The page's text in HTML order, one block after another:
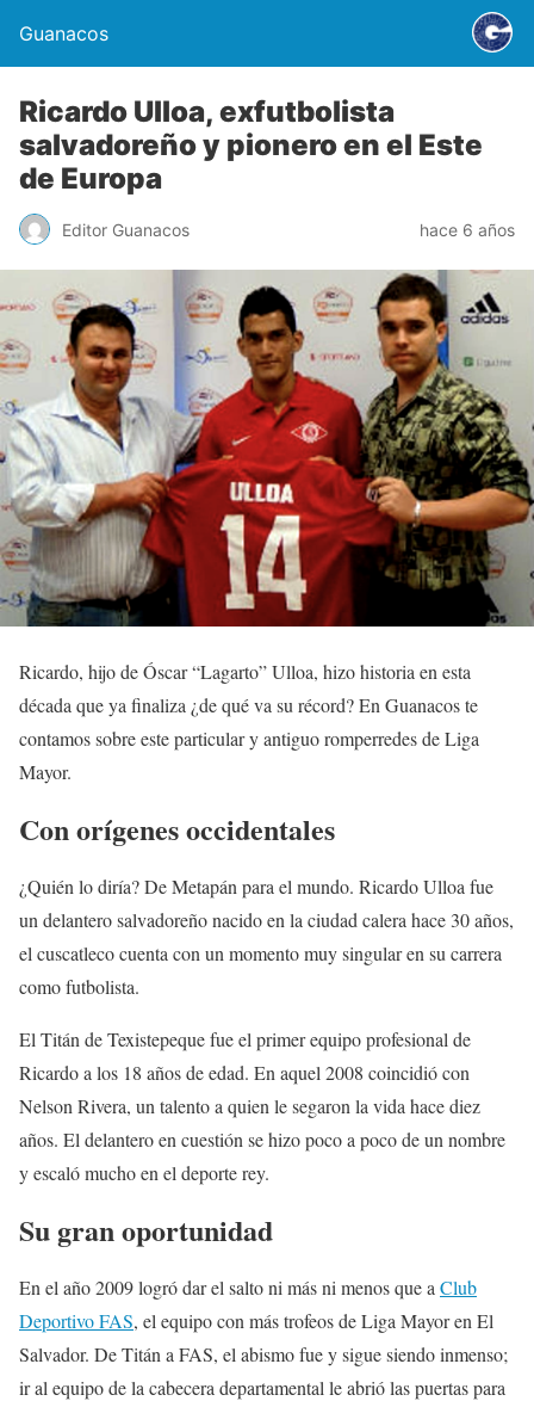
Guanacos
Ricardo Ulloa, exfutbolista
salvadoreño y pionero en el Este
de Europa
Editor Guanacos hace 6 años
Ricardo, hijo de Óscar “Lagarto” Ulloa, hizo historia en esta
década que ya finaliza ¿de qué va su récord? En Guanacos te
contamos sobre este particular y antiguo romperredes de Liga
Mayor.
Con orígenes occidentales
¿Quién lo diría? De Metapán para el mundo. Ricardo Ulloa fue
un delantero salvadoreño nacido en la ciudad calera hace 30 años,
el cuscatleco cuenta con un momento muy singular en su carrera
como futbolista.
El Titán de Texistepeque fue el primer equipo profesional de
Ricardo a los 18 años de edad. En aquel 2008 coincidió con
Nelson Rivera, un talento a quien le segaron la vida hace diez
años. El delantero en cuestión se hizo poco a poco de un nombre
y escaló mucho en el deporte rey.
Su gran oportunidad
En el año 2009 logró dar el salto ni más ni menos que a Club
Deportivo FAS, el equipo con más trofeos de Liga Mayor en El
Salvador. De Titán a FAS, el abismo fue y sigue siendo inmenso;
ir al equipo de la cabecera departamental le abrió las puertas para